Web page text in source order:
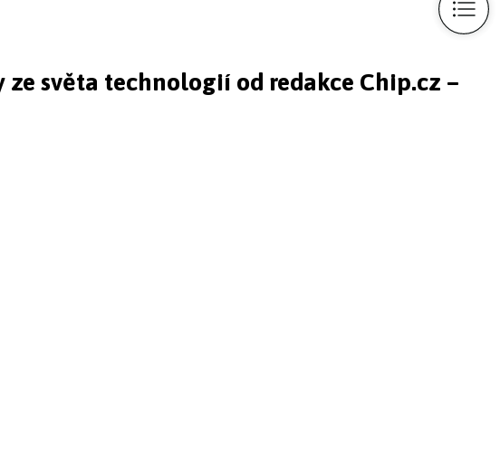
ze světa technologií od redakce Chip.cz –